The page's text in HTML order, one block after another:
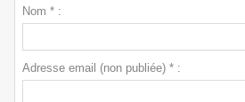
Nom * :
Adresse email (non publiée) * :